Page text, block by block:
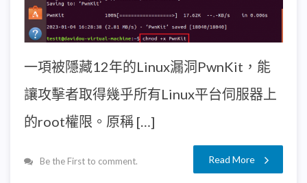
一項被隱藏12年的Linux漏洞PwnKit，能
讓攻擊者取得幾乎所有Linux平台伺服器上
的root權限。原稱 […]
Be the First to comment. Read More